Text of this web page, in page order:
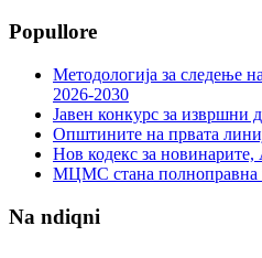
Popullore
Методологија за следење
2026-2030
Јавен конкурс за извршни
Општините на првата
Нов кодекс за
МЦМС стана полноправна
Na ndiqni